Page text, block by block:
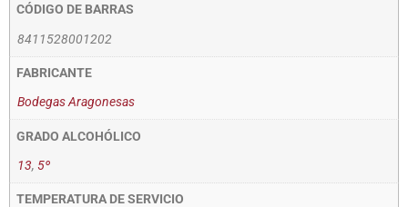
CÓDIGO DE BARRAS
8411528001202
FABRICANTE
Bodegas Aragonesas
GRADO ALCOHÓLICO
13, 5º
TEMPERATURA DE SERVICIO